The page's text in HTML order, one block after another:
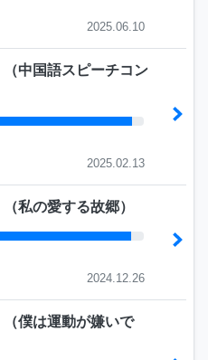
2025.06.10
（中国語スピーチコン
2025.02.13
（私の愛する故郷）
2024.12.26
（僕は運動が嫌いで